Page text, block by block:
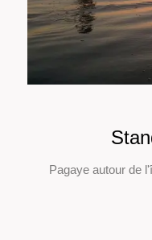
Pagaye autour de